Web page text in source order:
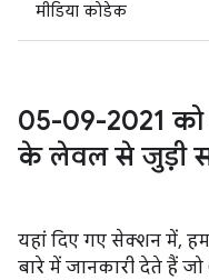
मीडिया कोडेक
05-09-2021 को
के लेवल से जुड़ी
यहां दिए गए सेक्शन में,
बारे में जानकारी देते हैं